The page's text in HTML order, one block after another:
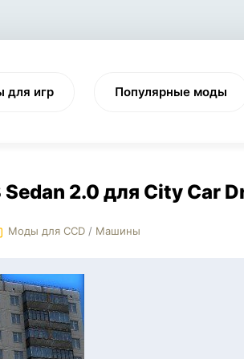
для игр
VALHEIM CYBERPUNK 2077
Популярные моды
2.0 для City Car
Моды для CCD / Машины